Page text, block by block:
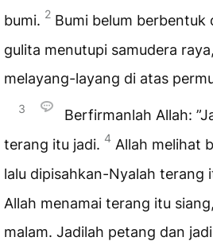
bumi. 2 Bumi belum berbentuk
gulita menutupi samudera
melayang-layang di atas
3
Berfirmanlah Allah:
terang itu jadi. 4 Allah melihat
lalu dipisahkan-Nyalah terang
Allah menamai terang itu
malam. Jadilah petang dan